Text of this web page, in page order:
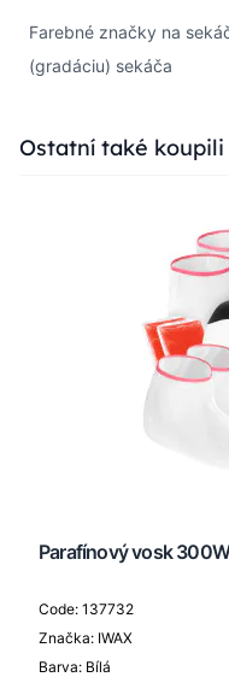
Farebné značky na
(gradáciu) sekáča
Press to skip carousel
Ostatní také koupili
Parafínový vosk
Code: 137732
Značka: IWAX
Barva: Bílá